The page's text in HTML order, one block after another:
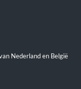
Nederland en België